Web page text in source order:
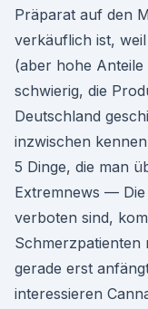
Präparat auf den
verkäuflich ist,
(aber hohe
schwierig, die
Deutschland
inzwischen
5 Dinge, die man
Extremnews — Die
verboten sind,
Schmerzpatienten
gerade erst
interessieren